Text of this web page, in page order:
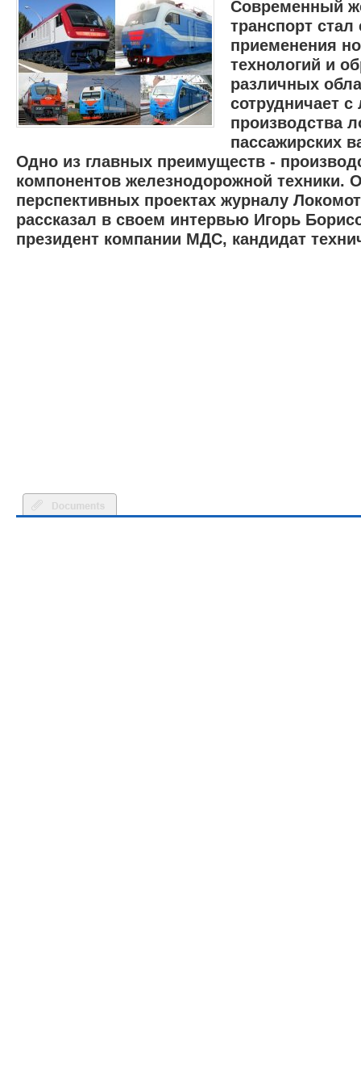
Современный
транспорт
приеменения
технологий и
различных
сотрудничает
производства
пассажирских
Одно из главных преимуществ -
компонентов железнодорожной техники.
перспективных проектах журналу
рассказал в своем интервью Игорь
президент компании МДС, кандидат
pilot